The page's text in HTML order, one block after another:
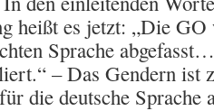
heißt es jetzt: „Die
Sprache
– Das Gendern ist
die deutsche Sprache